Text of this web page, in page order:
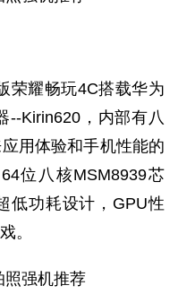
荣耀畅玩4C搭载华为
--Kirin620，内部有八
用体验和手机性能的
位八核MSM8939芯
低功耗设计，GPU性
。